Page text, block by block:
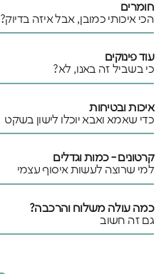
חומרים
הכי איכותי כמובן, אבל איזה בדיוק?
עוד פינוקים
כי בשביל זה באנו, לא?
איכות ובטיחות
כדי שאמא ואבא יוכלו לישון בשקט
קרטונים - כמות וגדלים
למי שרוצה לעשות איסוף עצמי
כמה עולה משלוח והרכבה?
גם זה חשוב